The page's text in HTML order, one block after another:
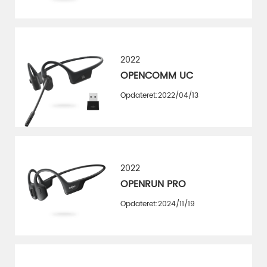
2022
OPENCOMM UC
Opdateret:2022/04/13
2022
OPENRUN PRO
Opdateret:2024/11/19